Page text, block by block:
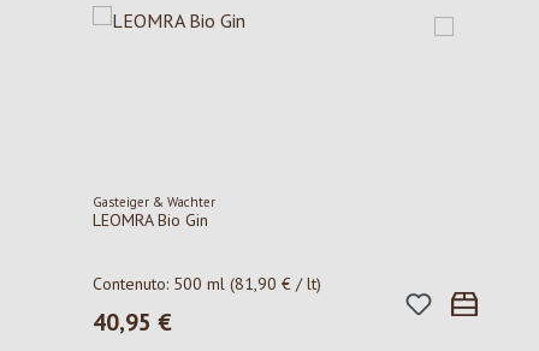
Gasteiger & Wachter
LEOMRA Bio Gin
Contenuto: 500 ml(81,90 € / lt)
Prezzo normale:
40,95 €